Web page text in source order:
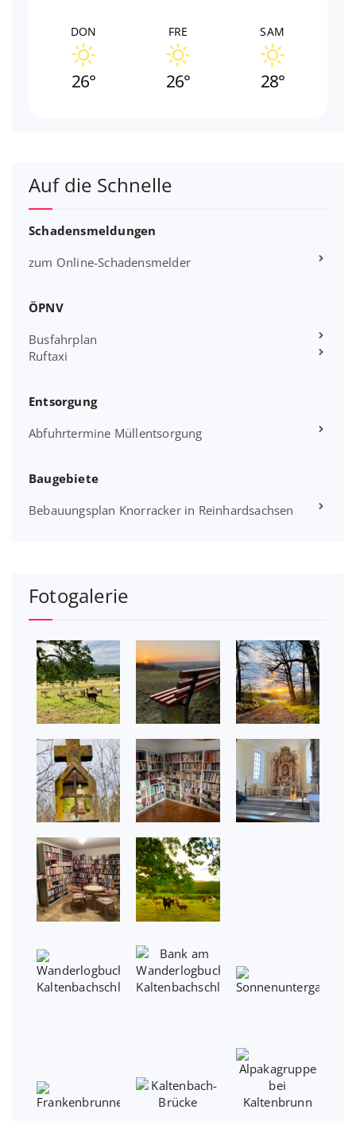
DON
26°
FRE
26°
SAM
28°
Auf die Schnelle
Schadensmeldungen
zum Online-Schadensmelder
ÖPNV
Busfahrplan
Ruftaxi
Entsorgung
Abfuhrtermine Müllentsorgung
Baugebiete
Bebauungsplan Knorracker in Reinhardsachsen
Fotogalerie